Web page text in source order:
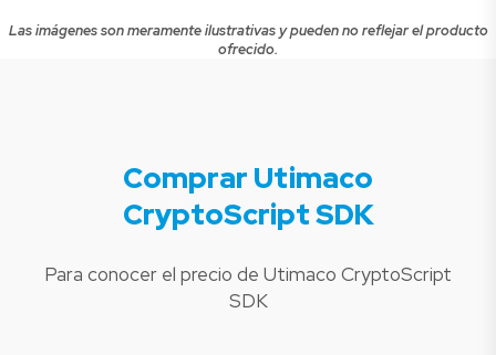
Las imágenes son meramente ilustrativas y pueden no reflejar el producto
ofrecido.
Comprar Utimaco
CryptoScript SDK
Para conocer el precio de Utimaco CryptoScript
SDK